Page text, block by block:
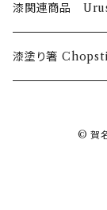
漆関連商品
漆 Urushi
乾漆粉 Urushi
漆塗り箸
オリジナル漆塗
© 賀